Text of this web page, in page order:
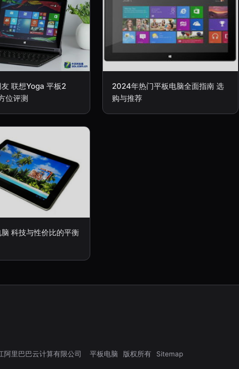
联想Yoga 平板2
位评测
2024年热门平板电脑全面指南 选
购与推荐
科技与性价比的平衡
阿里巴巴云计算有限公司 平板电脑 版权所有 Sitemap